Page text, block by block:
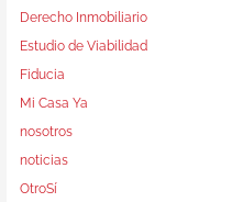
Derecho Inmobiliario
Estudio de Viabilidad
Fiducia
Mi Casa Ya
nosotros
noticias
OtroSí